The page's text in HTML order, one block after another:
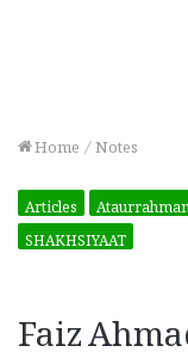
Home/Notes
Articles
SHAKHSIYAAT
Faiz